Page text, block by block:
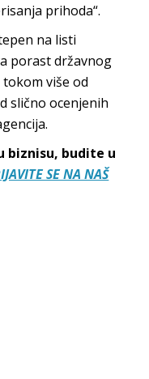
prihoda“.
na listi
porast državnog
više od
slično ocenjenih
biznisu, budite u
SE NA NAŠ